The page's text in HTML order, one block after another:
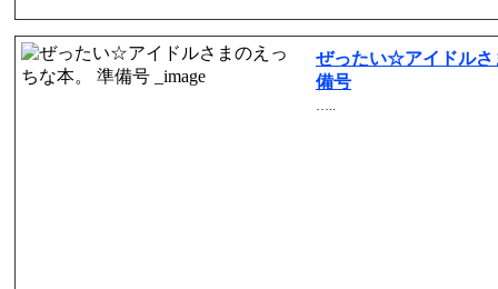
ぜったい☆アイドルさ
備号
…..